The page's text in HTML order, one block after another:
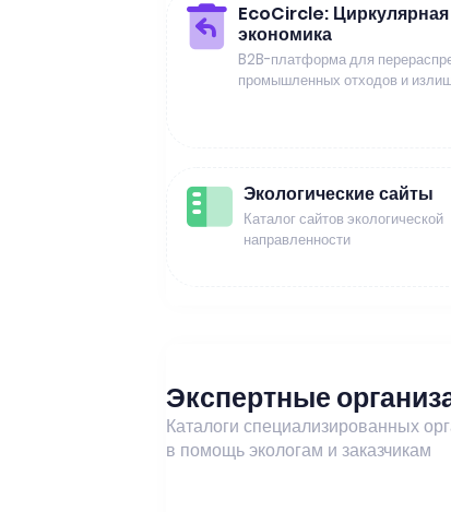
EcoCircle: Циркулярная
экономика
B2B-платформа для
промышленных отходов и
Экологические сайты
Каталог сайтов экологической
направленности
Экспертные
Каталоги специализированных
в помощь экологам и заказчикам